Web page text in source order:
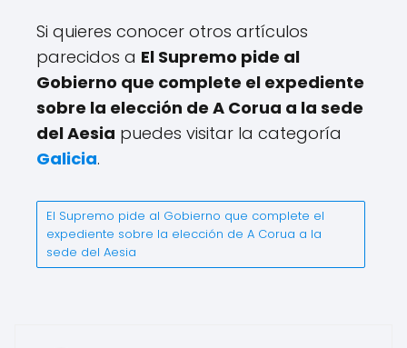
Si quieres conocer otros artículos
parecidos a El Supremo pide al
Gobierno que complete el expediente
sobre la elección de A Corua a la sede
del Aesia puedes visitar la categoría
Galicia.
El Supremo pide al Gobierno que complete el
expediente sobre la elección de A Corua a la
sede del Aesia